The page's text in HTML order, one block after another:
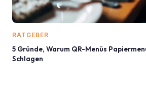
RATGEBER
5 Gründe, Warum QR-Menüs
Schlagen